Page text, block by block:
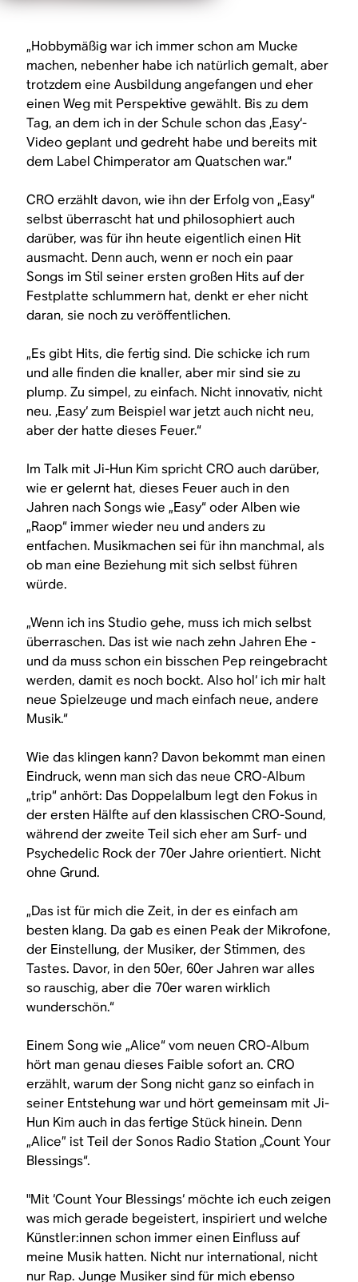
„Hobbymäßig war ich immer schon am Mucke
machen, nebenher habe ich natürlich gemalt, aber
trotzdem eine Ausbildung angefangen und eher
einen Weg mit Perspektive gewählt. Bis zu dem
Tag, an dem ich in der Schule schon das ‚Easy‘-
Video geplant und gedreht habe und bereits mit
dem Label Chimperator am Quatschen war.“
CRO erzählt davon, wie ihn der Erfolg von „Easy“
selbst überrascht hat und philosophiert auch
darüber, was für ihn heute eigentlich einen Hit
ausmacht. Denn auch, wenn er noch ein paar
Songs im Stil seiner ersten großen Hits auf der
Festplatte schlummern hat, denkt er eher nicht
daran, sie noch zu veröffentlichen.
„Es gibt Hits, die fertig sind. Die schicke ich rum
und alle finden die knaller, aber mir sind sie zu
plump. Zu simpel, zu einfach. Nicht innovativ, nicht
neu. ‚Easy‘ zum Beispiel war jetzt auch nicht neu,
aber der hatte dieses Feuer.“
Im Talk mit Ji-Hun Kim spricht CRO auch darüber,
wie er gelernt hat, dieses Feuer auch in den
Jahren nach Songs wie „Easy“ oder Alben wie
„Raop“ immer wieder neu und anders zu
entfachen. Musikmachen sei für ihn manchmal, als
ob man eine Beziehung mit sich selbst führen
würde.
„Wenn ich ins Studio gehe, muss ich mich selbst
überraschen. Das ist wie nach zehn Jahren Ehe -
und da muss schon ein bisschen Pep reingebracht
werden, damit es noch bockt. Also hol‘ ich mir halt
neue Spielzeuge und mach einfach neue, andere
Musik.“
Wie das klingen kann? Davon bekommt man einen
Eindruck, wenn man sich das neue CRO-Album
„trip“ anhört: Das Doppelalbum legt den Fokus in
der ersten Hälfte auf den klassischen CRO-Sound,
während der zweite Teil sich eher am Surf- und
Psychedelic Rock der 70er Jahre orientiert. Nicht
ohne Grund.
„Das ist für mich die Zeit, in der es einfach am
besten klang. Da gab es einen Peak der Mikrofone,
der Einstellung, der Musiker, der Stimmen, des
Tastes. Davor, in den 50er, 60er Jahren war alles
so rauschig, aber die 70er waren wirklich
wunderschön.“
Einem Song wie „Alice“ vom neuen CRO-Album
hört man genau dieses Faible sofort an. CRO
erzählt, warum der Song nicht ganz so einfach in
seiner Entstehung war und hört gemeinsam mit Ji-
Hun Kim auch in das fertige Stück hinein. Denn
„Alice” ist Teil der Sonos Radio Station „Count Your
Blessings“.
"Mit ‘Count Your Blessings‘ möchte ich euch zeigen
was mich gerade begeistert, inspiriert und welche
Künstler:innen schon immer einen Einfluss auf
meine Musik hatten. Nicht nur international, nicht
nur Rap. Junge Musiker sind für mich ebenso